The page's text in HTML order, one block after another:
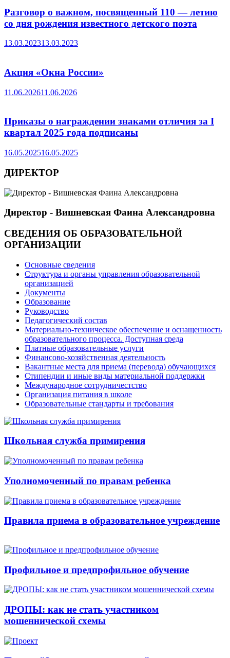
Разговор о важном, посвященный 110 — летию
со дня рождения известного детского поэта
13.03.202313.03.2023
Акция «Окна России»
11.06.202611.06.2026
Приказы о награждении знаками отличия за I
квартал 2025 года подписаны
16.05.202516.05.2025
ДИРЕКТОР
Директор - Вишневская Фаина Александровна
СВЕДЕНИЯ ОБ ОБРАЗОВАТЕЛЬНОЙ
ОРГАНИЗАЦИИ
Основные сведения
Структура и органы управления образовательной
организацией
Документы
Образование
Руководство
Педагогический состав
Материально-техническое обеспечение и оснащенность
образовательного процесса. Доступная среда
Платные образовательные услуги
Финансово-хозяйственная деятельность
Вакантные места для приема (перевода) обучающихся
Стипендии и иные виды материальной поддержки
Международное сотрудничестство
Организация питания в школе
Образовательные стандарты и требования
Школьная служба примирения
Уполномоченный по правам ребенка
Правила приема в образовательное учреждение
Профильное и предпрофильное обучение
ДРОПЫ: как не стать участником
мошеннической схемы